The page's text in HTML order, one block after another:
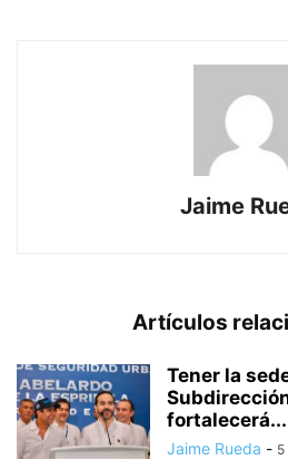
Jaime
Artículos
Tener la
fortalecerá...
Jaime Rueda -